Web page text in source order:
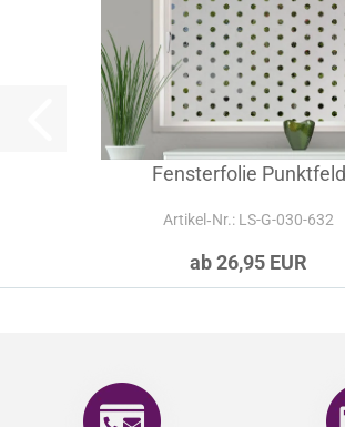
Fensterfolie Punktfeld
Artikel‑Nr.: LS-G-030-632
ab 26,95 EUR